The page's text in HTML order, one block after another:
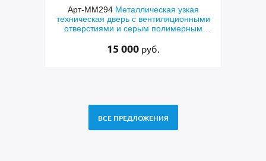
Арт-ММ273Металлическая полуторная
техническая дверь с большими стеклами
и порошковым серым окрашиванием
40 000руб. 37 000 руб.
ВСЕ ПРЕДЛОЖЕНИЯ